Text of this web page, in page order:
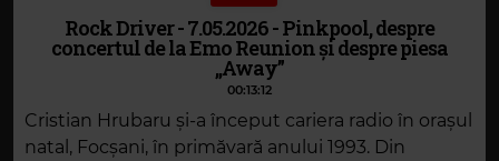
Rock Driver - 7.05.2026 - Pinkpool, despre
concertul de la Emo Reunion și despre piesa
„Away”
00:13:12
Cristian Hrubaru și-a început cariera radio în orașul
natal, Focșani, în primăvară anului 1993. Din